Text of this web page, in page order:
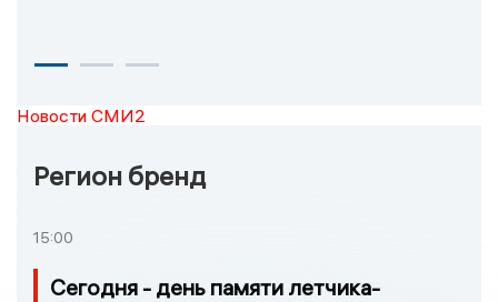
Новости СМИ2
Регион бренд
15:00
Сегодня - день памяти летчика-